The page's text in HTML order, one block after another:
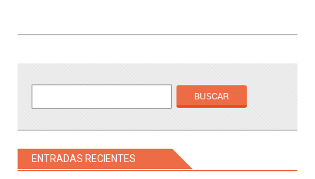
ENTRADAS RECIENTES